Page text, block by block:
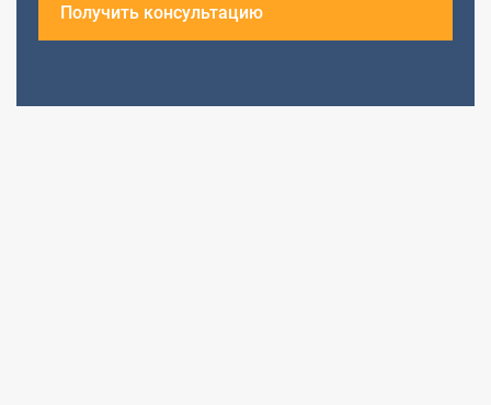
Получить консультацию